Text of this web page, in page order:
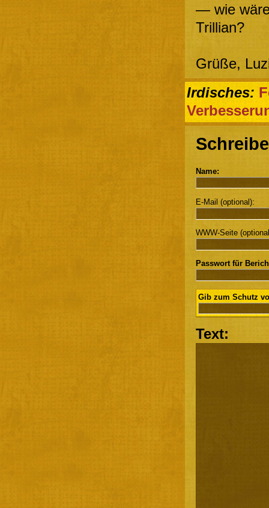
— wie
Trillian?
Grüße,
Irdisches:
Name:
E-Mail (optional):
WWW-Seite
Passwort für
Gib zum Schutz
Text: